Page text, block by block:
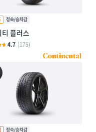
플러스
4.7 (175)